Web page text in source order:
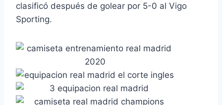
clasificó después de golear por 5-0 al Vigo
Sporting.